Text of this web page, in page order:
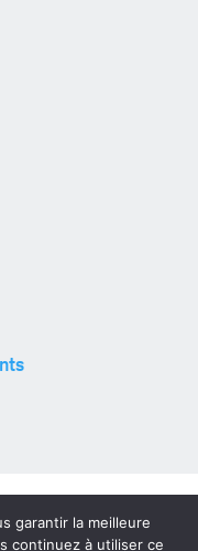
agence digitale
garantir la meilleure
continuez à utiliser ce